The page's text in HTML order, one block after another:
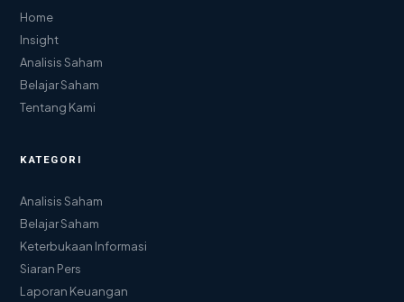
Home
Insight
Analisis Saham
Belajar Saham
Tentang Kami
KATEGORI
Analisis Saham
Belajar Saham
Keterbukaan Informasi
Siaran Pers
Laporan Keuangan